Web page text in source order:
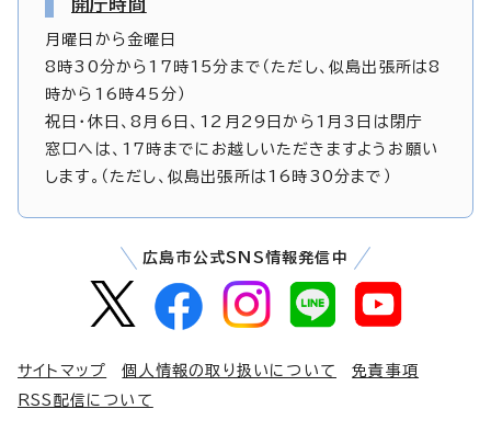
開庁時間
月曜日から金曜日
8時30分から17時15分まで（ただし、似島出張所は8
時から16時45分）
祝日・休日、8月6日、12月29日から1月3日は閉庁
窓口へは、17時までにお越しいただきますようお願い
します。（ただし、似島出張所は16時30分まで）
広島市公式SNS情報発信中
サイトマップ 個人情報の取り扱いについて
免責事項
RSS配信について